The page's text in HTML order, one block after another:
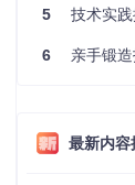
5 技术实践探
6 亲手锻造技
最新内容